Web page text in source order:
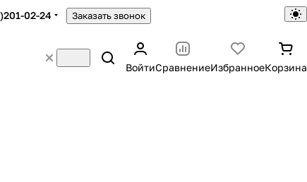
02-24 Заказать звонок
ВойтиСравнениеИзбранноеКорзина